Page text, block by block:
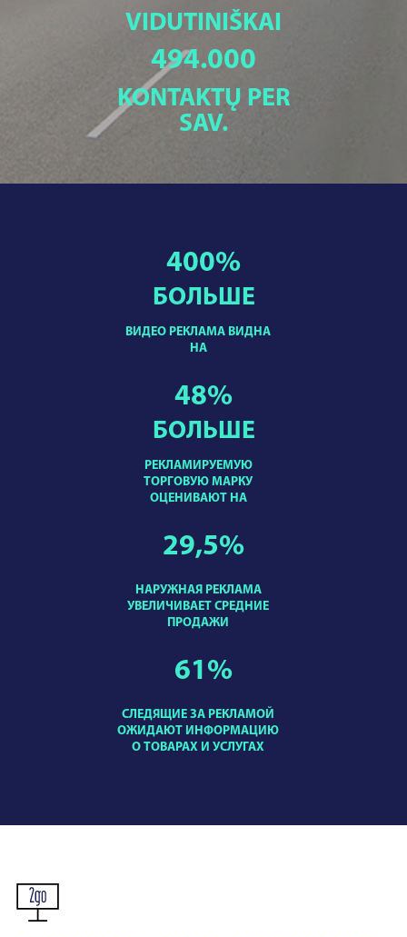
VIDUTINIŠKAI
494.000
KONTAKTŲ PER
SAV.
ВИДЕО РЕКЛАМА ВИДНА
НА
400%
БОЛЬШЕ
РЕКЛАМИРУЕМУЮ
ТОРГОВУЮ МАРКУ
ОЦЕНИВАЮТ НА
48%
БОЛЬШЕ
НАРУЖНАЯ РЕКЛАМА
УВЕЛИЧИВАЕТ СРЕДНИЕ
ПРОДАЖИ
29,5%
СЛЕДЯЩИЕ ЗА РЕКЛАМОЙ
ОЖИДАЮТ ИНФОРМАЦИЮ
О ТОВАРАХ И УСЛУГАХ
61%